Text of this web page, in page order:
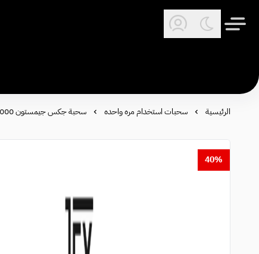
الرئيسية سحبات استخدام مره واحده سحبة جكس جيمستون 10000 سحبة من كيمري - kimree jex gemstone 10000 puffs
40%